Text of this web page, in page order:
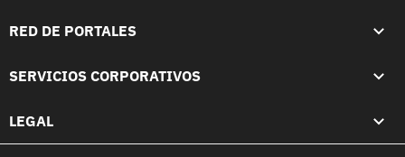
RED DE PORTALES
SERVICIOS CORPORATIVOS
LEGAL